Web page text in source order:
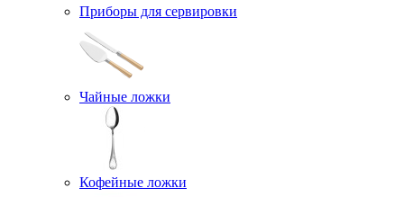
Приборы для сервировки
Чайные ложки
Кофейные ложки